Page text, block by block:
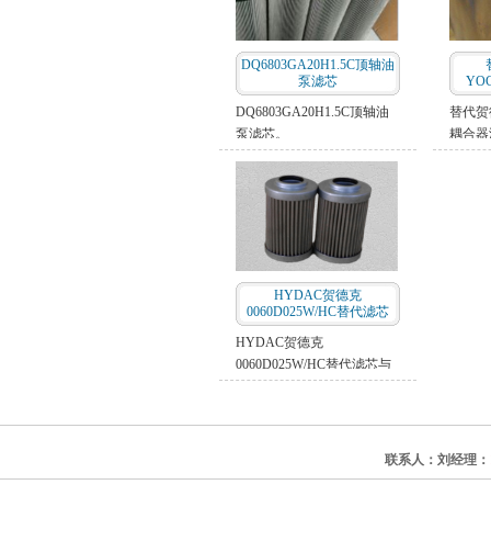
DQ6803GA20H1.5C顶轴油
泵滤芯
DQ6803GA20H1.5C顶轴油
泵滤芯。
替代
耦合
HYDAC贺德克
0060D025W/HC替代滤芯
HYDAC贺德克
0060D025W/HC替代滤芯与
长度、直径和密封面的尺寸
误差；HYDAC贺德克替代联系人：刘经理：